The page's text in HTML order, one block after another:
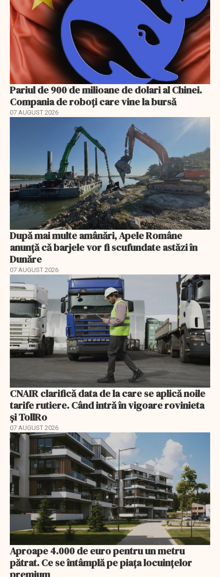
Pariul de 900 de milioane de dolari al Chinei.
Compania de roboți care vine la bursă
07 AUGUST 2026
După mai multe amânări, Apele Române
anunță că barjele vor fi scufundate astăzi în
Dunăre
07 AUGUST 2026
CNAIR clarifică data de la care se aplică noile
tarife rutiere. Când intră în vigoare rovinieta
și TollRo
07 AUGUST 2026
Aproape 4.000 de euro pentru un metru
pătrat. Ce se întâmplă pe piața locuințelor